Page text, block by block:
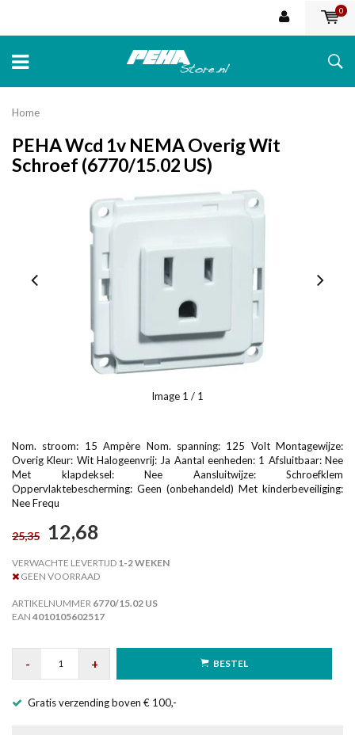
0
Home
PEHA Wcd 1v NEMA Overig Wit
Schroef (6770/15.02 US)
Image 1 / 1
Nom. stroom: 15 Ampère Nom. spanning: 125 Volt Montagewijze:
Overig Kleur: Wit Halogeenvrij: Ja Aantal eenheden: 1 Afsluitbaar: Nee
Met klapdeksel: Nee Aansluitwijze: Schroefklem
Oppervlaktebescherming: Geen (onbehandeld) Met kinderbeveiliging:
Nee Frequ
25,35 12,68
VERWACHTE LEVERTIJD 1-2 WEKEN
GEEN VOORRAAD
ARTIKELNUMMER 6770/15.02 US
EAN 4010105602517
- + BESTEL
Gratis verzending boven € 100,-